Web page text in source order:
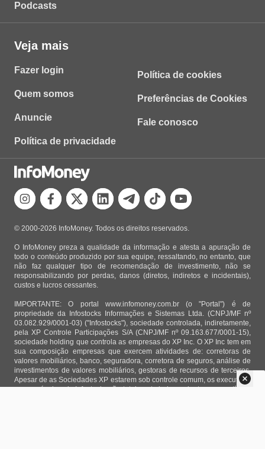
Podcasts
Veja mais
Fazer login
Quem somos
Anuncie
Política de privacidade
Política de cookies
Preferências de Cookies
Fale conosco
© 2000-2026 InfoMoney. Todos os direitos reservados.
O InfoMoney preza a qualidade da informação e atesta a apuração de
todo o conteúdo produzido por sua equipe, ressaltando, no entanto, que
não faz qualquer tipo de recomendação de investimento, não se
responsabilizando por perdas, danos (diretos, indiretos e incidentais),
custos e lucros cessantes.
IMPORTANTE: O portal www.infomoney.com.br (o "Portal") é de
propriedade da Infostocks Informações e Sistemas Ltda. (CNPJ/MF nº
03.082.929/0001-03) ("Infostocks"), sociedade controlada, indiretamente,
pela XP Controle Participações S/A (CNPJ/MF nº 09.163.677/0001-15),
sociedade holding que controla as empresas do XP Inc. O XP Inc tem em
sua composição empresas que exercem atividades de: corretoras de
valores mobiliários, banco, seguradora, corretora de seguros, análise de
investimentos de valores mobiliários, gestoras de recursos de terceiros.
Apesar de as Sociedades XP estarem sob controle comum, os executivos
responsáveis pela Infostocks são totalmente independentes e as notícias,